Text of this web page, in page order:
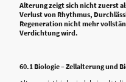
Alterung zeigt sich nicht zuerst
Verlust von Rhythmus,
Regeneration nicht mehr
Verdichtung wird.
60.1 Biologie – Zellalterung und